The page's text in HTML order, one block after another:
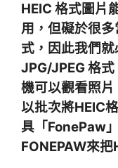
HEIC 格式圖片
用，但礙於很
式，因此我們
JPG/JPEG 格
機可以觀看照
以批次將HEIC
具「FonePaw
FONEPAW來把